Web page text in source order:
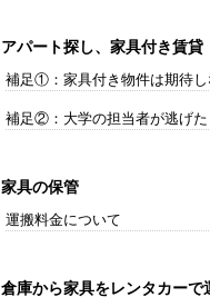
アパート探し、家具付き賃貸
補足①：家具付き物件は期待
補足②：大学の担当者が逃げた
家具の保管
運搬料金について
倉庫から家具をレンタカーで